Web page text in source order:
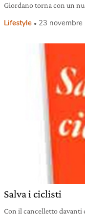
Giordano torna con un
Lifestyle 23 novembre
Salva i ciclisti
Con il cancelletto davanti